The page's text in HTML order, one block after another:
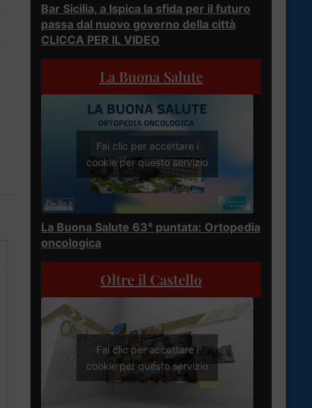
Bar Sicilia, a Ispica la sfida per il futuro
passa dal nuovo governo della città
CLICCA PER IL VIDEO
La Buona Salute
Fai clic per accettare i
cookie per questo servizio
La Buona Salute 63° puntata: Ortopedia
oncologica
Oltre il Castello
Fai clic per accettare i
cookie per questo servizio